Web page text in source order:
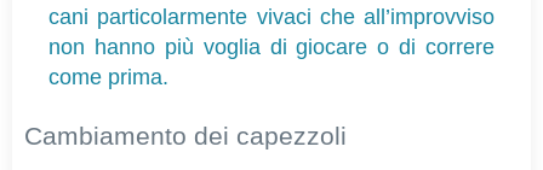
cani particolarmente vivaci che all’improvviso
non hanno più voglia di giocare o di correre
come prima.
Cambiamento dei capezzoli